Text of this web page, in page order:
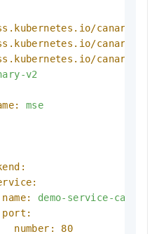
canary:
canary-by-
canary-by-
v2
mse
name:
demo-service-canary-
port:
number:
80